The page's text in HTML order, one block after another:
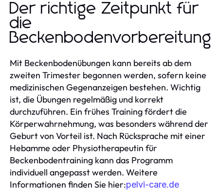
Der richtige Zeitpunkt für
die
Beckenbodenvorbereitung
Mit Beckenbodenübungen kann bereits ab dem
zweiten Trimester begonnen werden, sofern keine
medizinischen Gegenanzeigen bestehen. Wichtig
ist, die Übungen regelmäßig und korrekt
durchzuführen. Ein frühes Training fördert die
Körperwahrnehmung, was besonders während der
Geburt von Vorteil ist. Nach Rücksprache mit einer
Hebamme oder Physiotherapeutin für
Beckenbodentraining kann das Programm
individuell angepasst werden. Weitere
Informationen finden Sie hier:pelvi-care.de